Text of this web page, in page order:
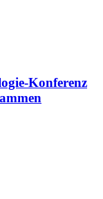
Konferenz